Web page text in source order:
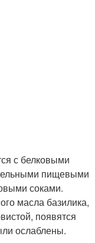
с белковыми
пищевыми
соками.
масла базилика,
появятся
ослаблены.